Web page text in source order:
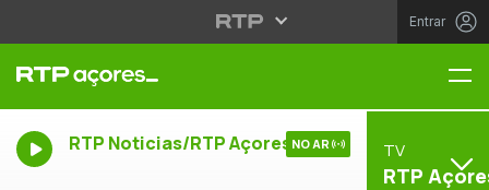
Entrar
RTP Noticias/RTP Açores NO AR TV
RTP